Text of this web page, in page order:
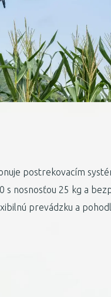
postrekovacím
nosnosťou 25 kg a
prevádzku a